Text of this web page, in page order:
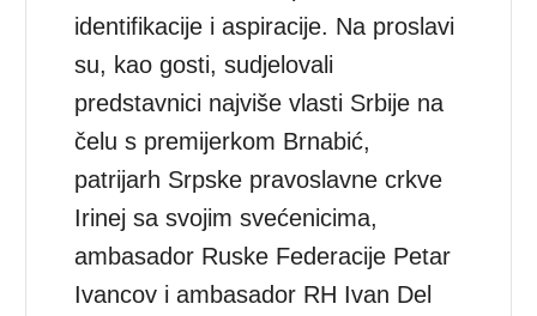
identifikacije i aspiracije. Na proslavi
su, kao gosti, sudjelovali
predstavnici najviše vlasti Srbije na
čelu s premijerkom Brnabić,
patrijarh Srpske pravoslavne crkve
Irinej sa svojim svećenicima,
ambasador Ruske Federacije Petar
Ivancov i ambasador RH Ivan Del